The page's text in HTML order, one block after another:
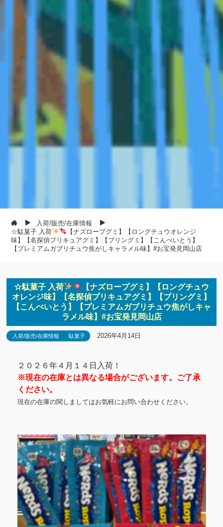
入荷/販売/在庫情報
☆駄菓子 入荷
【ナズロープグミ】【ロングチュウオレンジ
味】【名探偵プリキュアグミ】【ブリングミ】【こんぺいとう】
【プレミアムガブリチュウ焦がしキャラメル味】#お宝発見岡山店
☆駄菓子 入荷
【ナズロープグミ】【ロングチュウ
オレンジ味】【名探偵プリキュアグミ】【ブリングミ】
【こんぺいとう】【プレミアムガブリチュウ焦がしキャ
ラメル味】#お宝発見岡山店
入荷/販売/在庫情報 駄菓子 2026年4月14日
２０２６年４月１４日入荷！
※現在の在庫とは異なる場合がございます。ご了承
ください。
現在の在庫の関しましてはお気軽にお問い合わせください。